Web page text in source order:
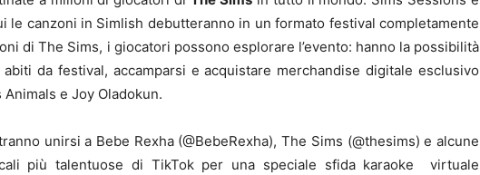
le canzoni in Simlish debutteranno in un formato festival completamente
di The Sims, i giocatori possono esplorare l’evento: hanno la possibilità
da festival, accamparsi e acquistare merchandise digitale esclusivo
e Joy Oladokun.
unirsi a Bebe Rexha (@BebeRexha), The Sims (@thesims) e alcune
più talentuose di TikTok per una speciale sfida karaoke virtuale